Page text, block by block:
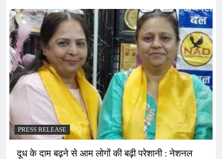
PRESS RELEASE
दूध के दाम बढ़ने से आम लोगों की बढ़ी परेशानी : नेशनल